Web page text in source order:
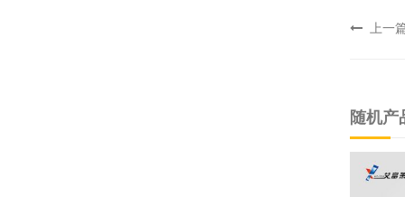
上一
随机产